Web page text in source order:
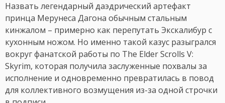
Назвать легендарный даэдрический артефакт
принца Мерунеса Дагона обычным стальным
кинжалом – примерно как перепутать Экскалибур с
кухонным ножом. Но именно такой казус разыгрался
вокруг фанатской работы по The Elder Scrolls V:
Skyrim, которая получила заслуженные похвалы за
исполнение и одновременно превратилась в повод
для коллективного возмущения из-за одной строчки